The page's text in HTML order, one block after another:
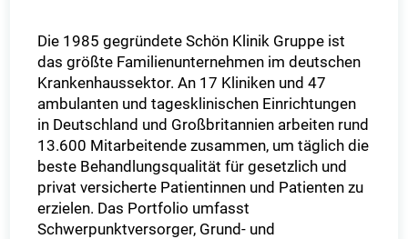
Die 1985 gegründete Schön Klinik Gruppe ist
das größte Familienunternehmen im deutschen
Krankenhaussektor. An 17 Kliniken und 47
ambulanten und tagesklinischen Einrichtungen
in Deutschland und Großbritannien arbeiten rund
13.600 Mitarbeitende zusammen, um täglich die
beste Behandlungsqualität für gesetzlich und
privat versicherte Patientinnen und Patienten zu
erzielen. Das Portfolio umfasst
Schwerpunktversorger, Grund- und